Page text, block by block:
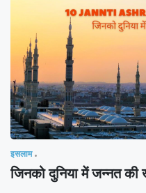
इसलाम
जिनको दुनिया में जन्नत की